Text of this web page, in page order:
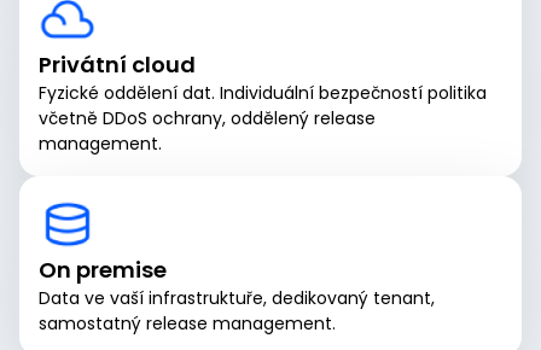
Privátní cloud
Fyzické oddělení dat. Individuální bezpečností politika
včetně DDoS ochrany, oddělený release
management.
On premise
Data ve vaší infrastruktuře, dedikovaný tenant,
samostatný release management.